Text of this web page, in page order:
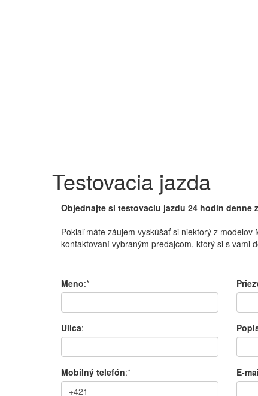
Testovacia jazda
Objednajte si testovaciu jazdu 24 hodín denne
Pokiaľ máte záujem vyskúšať si niektorý z modelov
kontaktovaní vybraným predajcom, ktorý si s vami
Meno:*
Ulica:
Mobilný telefón:* E-